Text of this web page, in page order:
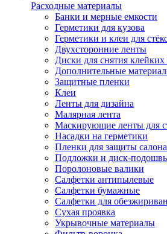
Расходные материалы
Банки и мерные емкости
Герметики для кузова
Герметики и клеи для
Двухсторонние ленты
Диски для снятия клейких
Дополнительные
Защитные пленки
Клеи
Ленты для дизайна
Малярная лента
Маскирующие ленты для
Насадки на герметики
Пленки для защиты
Подложки и диск-
Поролоновые валики
Салфетки антипылевые
Салфетки бумажные
Салфетки для
Сухая проявка
Укрывочные материалы